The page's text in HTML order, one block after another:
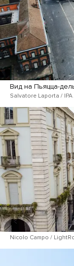
Вид на Пьяцца-
Salvatore Laporta / IPA
Nicolo Campo /